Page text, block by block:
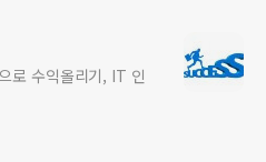
로 수익올리기, IT 인